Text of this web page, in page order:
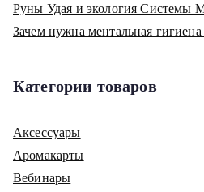
Руны Удая и экология Системы
Зачем нужна ментальная гигиена
Категории товаров
Аксессуары
Аромакарты
Вебинары